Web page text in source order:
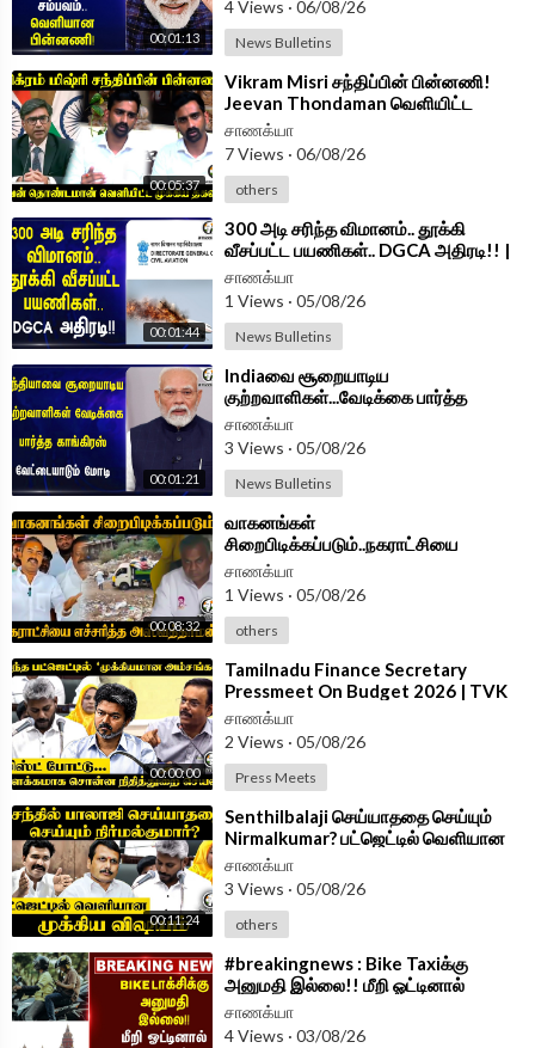
Android App -https://play.google.com/store/....apps/details?id=
com.
00:01:13
4 Views · 06/08/26
News Bulletins
00:05:37
⁣Vikram Misri சந்திப்பின் பின்னணி!
Jeevan Thondaman வெளியிட்ட
முக்கிய தகவல் | India | Srilanka
சாணக்யா
7 Views · 06/08/26
others
00:01:44
⁣300 அடி சரிந்த விமானம்.. தூக்கி
வீசப்பட்ட பயணிகள்.. DGCA அதிரடி!! |
Flight DGCA Delhi
சாணக்யா
1 Views · 05/08/26
News Bulletins
00:01:21
⁣Indiaவை சூறையாடிய
குற்றவாளிகள்...வேடிக்கை பார்த்த
Congress வேட்டையாடும் Modi | BJP
சாணக்யா
3 Views · 05/08/26
News Bulletins
00:08:32
⁣வாகனங்கள்
சிறைபிடிக்கப்படும்..நகராட்சியை
எச்சரித்த Aswathaman!! | Press
Meet | BJP Tamilnadu | TVK
சாணக்யா
1 Views · 05/08/26
others
00:00:00
⁣Tamilnadu Finance Secretary
Pressmeet On Budget 2026 | TVK
Government
சாணக்யா
2 Views · 05/08/26
Press Meets
00:11:24
⁣Senthilbalaji செய்யாததை செய்யும்
Nirmalkumar? பட்ஜெட்டில் வெளியான
முக்கிய விஷயம் | TN Assembly 2026
சாணக்யா
3 Views · 05/08/26
others
⁣#breakingnews : Bike Taxiக்கு
அனுமதி இல்லை!! மீறி ஓட்டினால்
அபராதம் Tamilnadu Government
அதிரடி!!
சாணக்யா
4 Views · 03/08/26